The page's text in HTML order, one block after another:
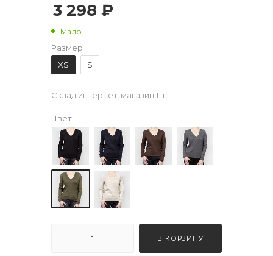
3 298 ₽
Мало
Размер
XS
S
Склад интернет-магазин 1 шт.
Цвет
В КОРЗИНУ